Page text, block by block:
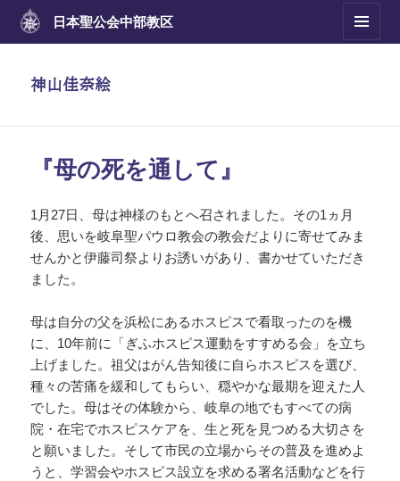
日本聖公会中部教区
メニュ
神山佳奈絵
『母の死を通して』
1月27日、母は神様のもとへ召されました。その1ヵ月
後、思いを岐阜聖パウロ教会の教会だよりに寄せてみま
せんかと伊藤司祭よりお誘いがあり、書かせていただき
ました。
母は自分の父を浜松にあるホスピスで看取ったのを機
に、10年前に「ぎふホスピス運動をすすめる会」を立ち
上げました。祖父はがん告知後に自らホスピスを選び、
種々の苦痛を緩和してもらい、穏やかな最期を迎えた人
でした。母はその体験から、岐阜の地でもすべての病
院・在宅でホスピスケアを、生と死を見つめる大切さを
と願いました。そして市民の立場からその普及を進めよ
うと、学習会やホスピス設立を求める署名活動などを行